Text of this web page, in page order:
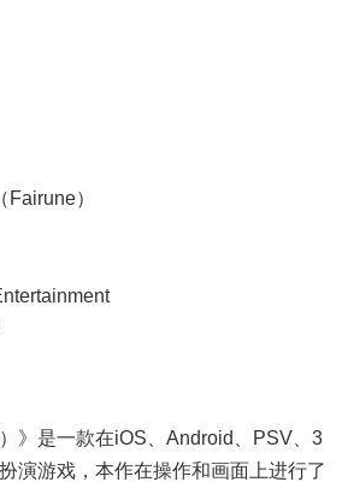
）
》是一款在iOS、Android、PSV、3
演游戏，本作在操作和画面上进行了